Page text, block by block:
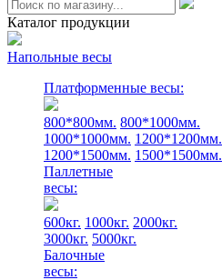
Каталог продукции
Напольные весы
Платформенные весы:
800*800мм. 800*1000мм.
1000*1000мм. 1200*1200мм.
1200*1500мм. 1500*1500мм.
Паллетные
весы:
600кг. 1000кг. 2000кг.
3000кг. 5000кг.
Балочные
весы: